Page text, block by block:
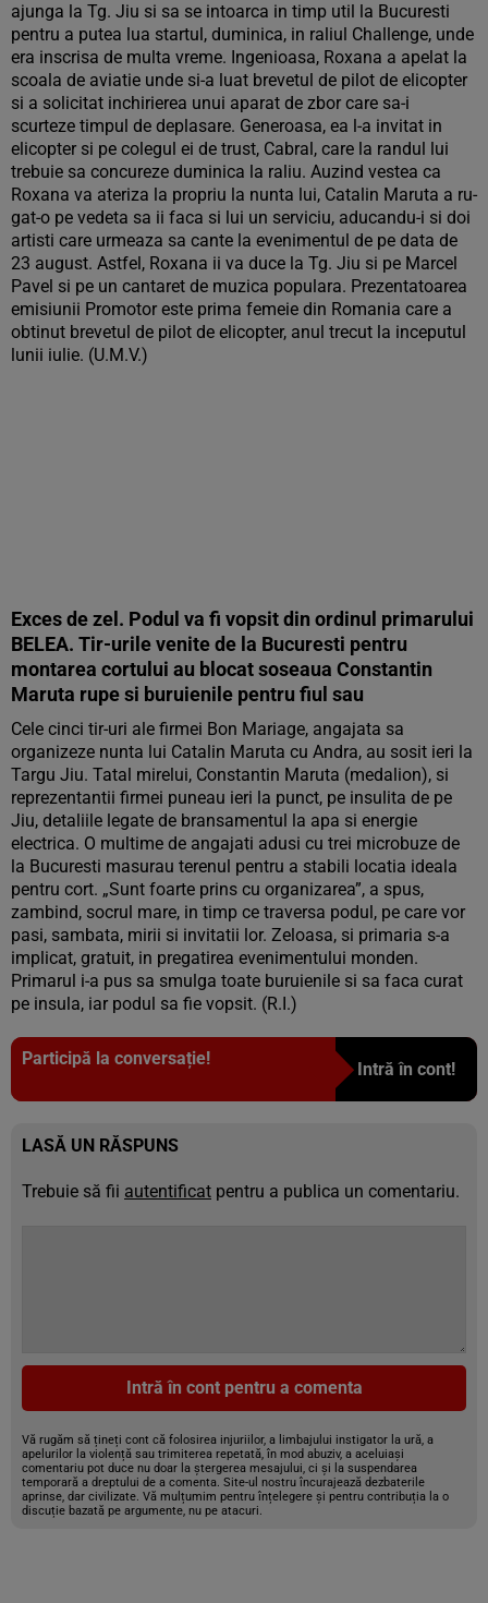
ajunga la Tg. Jiu si sa se intoarca in timp util la Bucuresti
pentru a putea lua startul, duminica, in raliul Challenge, unde
era inscrisa de multa vreme. Ingenioasa, Roxana a apelat la
scoala de aviatie unde si-a luat brevetul de pilot de elicopter
si a solicitat inchirierea unui aparat de zbor care sa-i
scurteze timpul de deplasare. Generoasa, ea l-a invitat in
elicopter si pe colegul ei de trust, Cabral, care la randul lui
trebuie sa concureze duminica la raliu. Auzind vestea ca
Roxana va ateriza la propriu la nunta lui, Catalin Maruta a ru-
gat-o pe vedeta sa ii faca si lui un serviciu, aducandu-i si doi
artisti care urmeaza sa cante la evenimentul de pe data de
23 august. Astfel, Roxana ii va duce la Tg. Jiu si pe Marcel
Pavel si pe un cantaret de muzica populara. Prezentatoarea
emisiunii Promotor este prima femeie din Romania care a
obtinut brevetul de pilot de elicopter, anul trecut la inceputul
lunii iulie. (U.M.V.)
Exces de zel. Podul va fi vopsit din ordinul primarului
BELEA. Tir-urile venite de la Bucuresti pentru
montarea cortului au blocat soseaua Constantin
Maruta rupe si buruienile pentru fiul sau
Cele cinci tir-uri ale firmei Bon Mariage, angajata sa
organizeze nunta lui Catalin Maruta cu Andra, au sosit ieri la
Targu Jiu. Tatal mirelui, Constantin Maruta (medalion), si
reprezentantii firmei puneau ieri la punct, pe insulita de pe
Jiu, detaliile legate de bransamentul la apa si energie
electrica. O multime de angajati adusi cu trei microbuze de
la Bucuresti masurau terenul pentru a stabili locatia ideala
pentru cort. „Sunt foarte prins cu organizarea”, a spus,
zambind, socrul mare, in timp ce traversa podul, pe care vor
pasi, sambata, mirii si invitatii lor. Zeloasa, si primaria s-a
implicat, gratuit, in pregatirea evenimentului monden.
Primarul i-a pus sa smulga toate buruienile si sa faca curat
pe insula, iar podul sa fie vopsit. (R.I.)
Participă la conversație!
Intră în cont!
LASĂ UN RĂSPUNS
Trebuie să fii autentificat pentru a publica un comentariu.
Intră în cont pentru a comenta
Vă rugăm să țineți cont că folosirea injuriilor, a limbajului instigator la ură, a
apelurilor la violență sau trimiterea repetată, în mod abuziv, a aceluiași
comentariu pot duce nu doar la ștergerea mesajului, ci și la suspendarea
temporară a dreptului de a comenta. Site-ul nostru încurajează dezbaterile
aprinse, dar civilizate. Vă mulțumim pentru înțelegere și pentru contribuția la o
discuție bazată pe argumente, nu pe atacuri.